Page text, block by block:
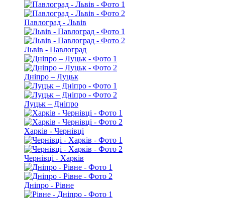
Павлоград - Львів
Львів - Павлоград
Дніпро – Луцьк
Луцьк – Дніпро
Харків - Чернівці
Чернівці - Харків
Дніпро - Рівне